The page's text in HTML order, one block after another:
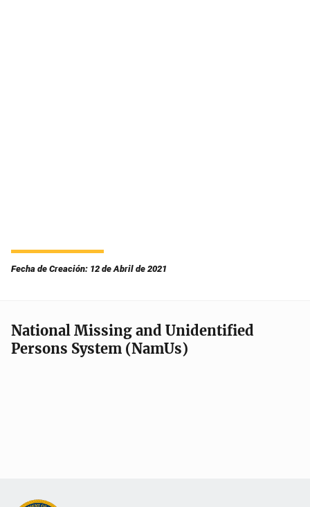
Fecha de Creación: 12 de Abril de 2021
National Missing and Unidentified
Persons System (NamUs)